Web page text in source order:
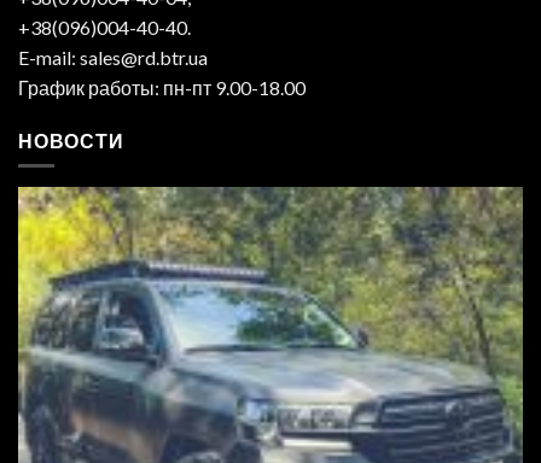
+38(096)004-40-40.
E-mail: sales@rd.btr.ua
График работы: пн-пт 9.00-18.00
НОВОСТИ